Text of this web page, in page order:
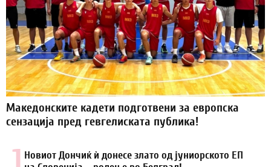
Македонските кадети подготвени за европска
сензација пред гевгелиската публика!
Новиот Дончиќ ѝ донесе злато од јуниорското ЕП